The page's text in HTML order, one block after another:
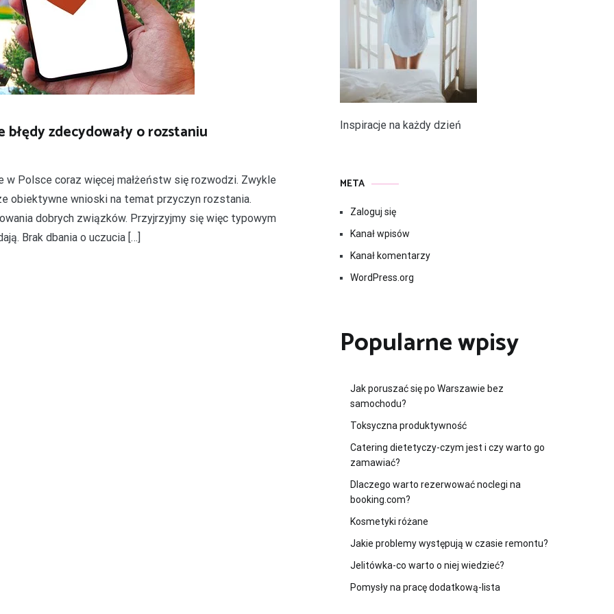
zdecydowały o rozstaniu
Polsce coraz więcej małżeństw się rozwodzi. Zwykle
obiektywne wnioski na temat przyczyn rozstania.
dobrych związków. Przyjrzyjmy się więc typowym
Brak dbania o uczucia […]
Inspiracje na każdy dzień
META
Zaloguj się
Kanał wpisów
Kanał komentarzy
WordPress.org
Popularne wpisy
Jak poruszać się po Warszawie bez
samochodu?
Toksyczna produktywność
Catering dietetyczy-czym jest i czy warto go
zamawiać?
Dlaczego warto rezerwować noclegi na
booking.com?
Kosmetyki różane
Jakie problemy występują w czasie remontu?
Jelitówka-co warto o niej wiedzieć?
Pomysły na pracę dodatkową-lista